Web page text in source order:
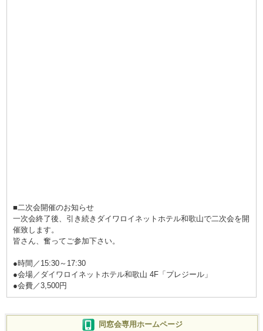
■二次会開催のお知らせ
一次会終了後、引き続きダイワロイネットホテル和歌山で二次会を開
催致します。
皆さん、奮ってご参加下さい。
●時間／15:30～17:30
●会場／ダイワロイネットホテル和歌山 4F「プレジール」
●会費／3,500円
同窓会専用ホームページ